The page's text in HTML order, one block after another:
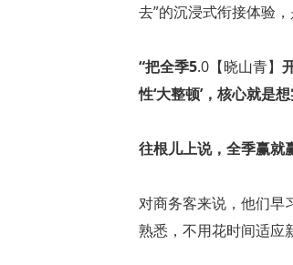
去”的沉浸式衔接体验
“把全季5.0【晓山青】
性‘大整顿’，核心就是
往根儿上说，全季赢就
对商务客来说，他们早
熟悉，不用花时间适应